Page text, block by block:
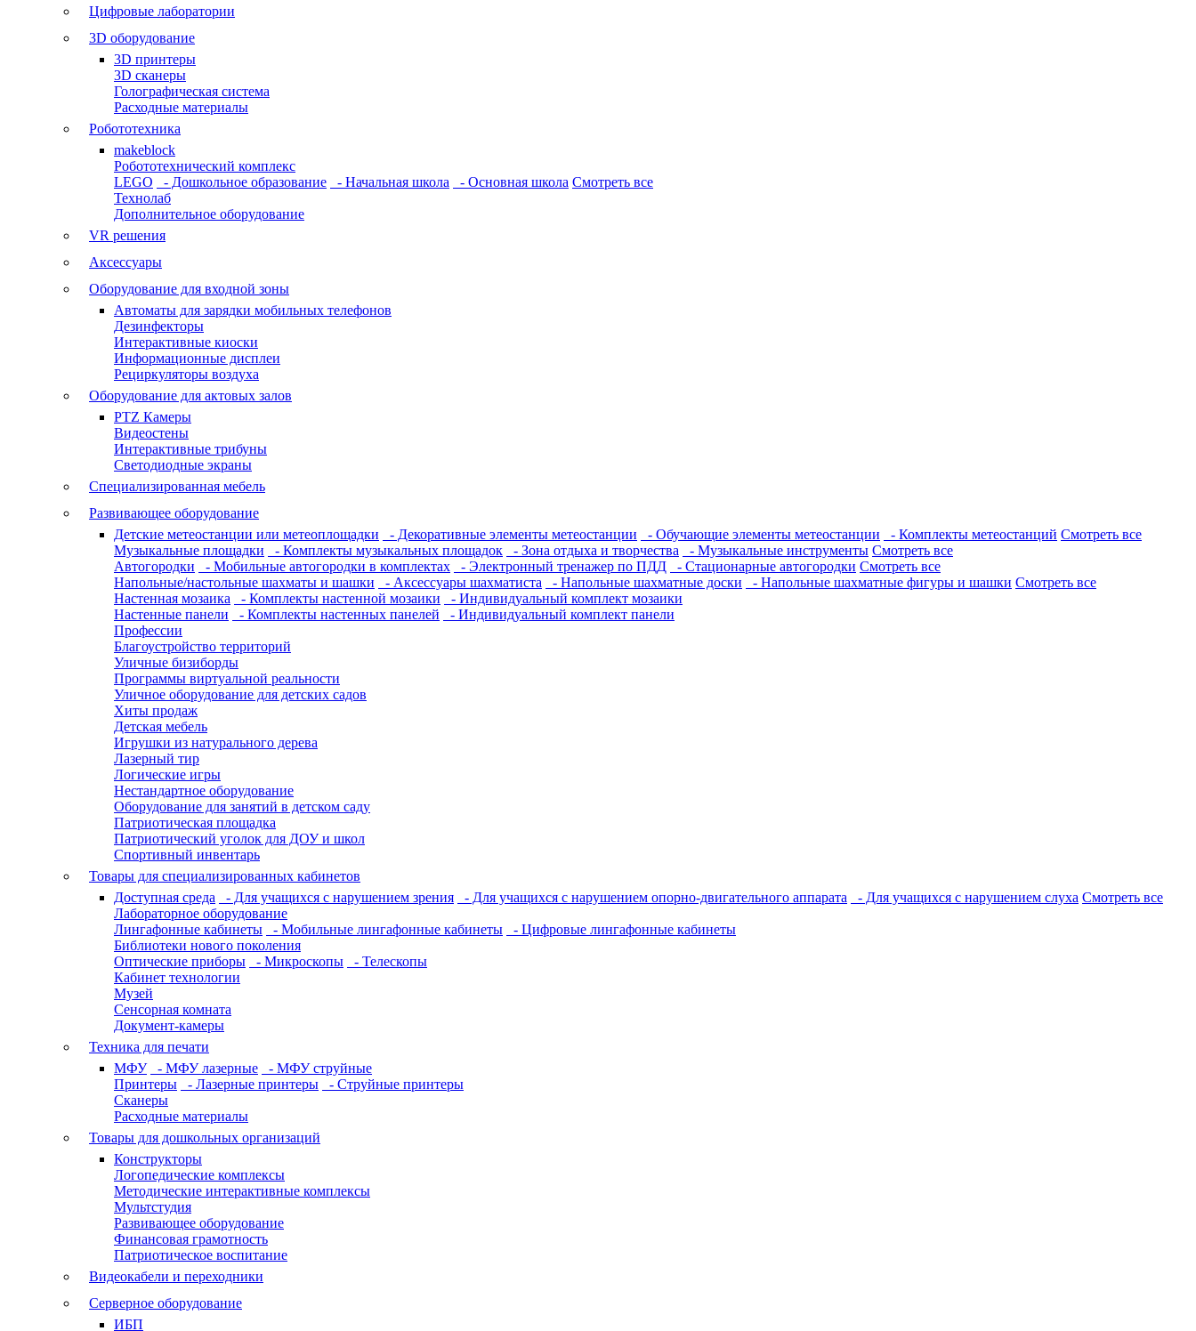
Цифровые лаборатории
3D оборудование
3D принтеры
3D сканеры
Голографическая система
Расходные материалы
Робототехника
makeblock
Робототехнический комплекс
LEGO
- Дошкольное образование - Начальная школа - Основная школа Смотреть все
Технолаб
Дополнительное оборудование
VR решения
Аксессуары
Оборудование для входной зоны
Автоматы для зарядки мобильных телефонов
Дезинфекторы
Интерактивные киоски
Информационные дисплеи
Рециркуляторы воздуха
Оборудование для актовых залов
PTZ Камеры
Видеостены
Интерактивные трибуны
Светодиодные экраны
Специализированная мебель
Развивающее оборудование
Детские метеостанции или метеоплощадки
- Декоративные элементы метеостанции - Обучающие элементы метеостанции - Комплекты метеостанций Смотреть все
Музыкальные площадки
- Комплекты музыкальных площадок - Зона отдыха и творчества - Музыкальные инструменты Смотреть все
Автогородки
- Мобильные автогородки в комплектах - Электронный тренажер по ПДД - Стационарные автогородки Смотреть все
Напольные/настольные шахматы и шашки
- Аксессуары шахматиста - Напольные шахматные доски - Напольные шахматные фигуры и шашки Смотреть все
Настенная мозаика
- Комплекты настенной мозаики
- Индивидуальный комплект мозаики
Настенные панели
- Комплекты настенных панелей
- Индивидуальный комплект панели
Профессии
Благоустройство территорий
Уличные бизиборды
Программы виртуальной реальности
Уличное оборудование для детских садов
Хиты продаж
Детская мебель
Игрушки из натурального дерева
Лазерный тир
Логические игры
Нестандартное оборудование
Оборудование для занятий в детском саду
Патриотическая площадка
Патриотический уголок для ДОУ и школ
Спортивный инвентарь
Товары для специализированных кабинетов
Доступная среда
- Для учащихся с нарушением зрения - Для учащихся с нарушением опорно-двигательного аппарата - Для учащихся с нарушением слуха Смотреть все
Лабораторное оборудование
Лингафонные кабинеты
- Мобильные лингафонные кабинеты
- Цифровые лингафонные кабинеты
Библиотеки нового поколения
Оптические приборы
- Микроскопы
- Телескопы
Кабинет технологии
Музей
Сенсорная комната
Документ-камеры
Техника для печати
МФУ
- МФУ лазерные
- МФУ струйные
Принтеры
- Лазерные принтеры
- Струйные принтеры
Сканеры
Расходные материалы
Товары для дошкольных организаций
Конструкторы
Логопедические комплексы
Методические интерактивные комплексы
Мультстудия
Развивающее оборудование
Финансовая грамотность
Патриотическое воспитание
Видеокабели и переходники
Серверное оборудование
ИБП